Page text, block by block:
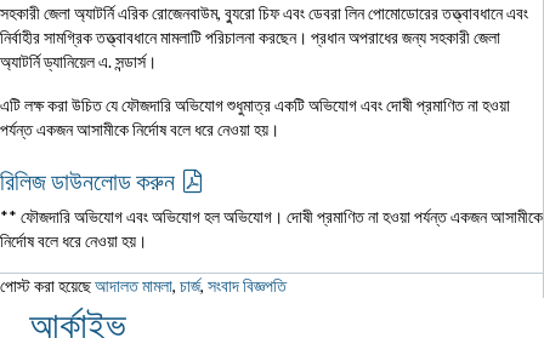
সহকারী জেলা অ্যাটর্নি এরিক রোজেনবাউম, ব্যুরো চিফ এবং ডেবরা লিন পোমোডোরের তত্ত্বাবধানে এবং
নির্বাহীর সামগ্রিক তত্ত্বাবধানে মামলাটি পরিচালনা করছেন। প্রধান অপরাধের জন্য সহকারী জেলা
অ্যাটর্নি ড্যানিয়েল এ. সন্ডার্স।
এটি লক্ষ করা উচিত যে ফৌজদারি অভিযোগ শুধুমাত্র একটি অভিযোগ এবং দোষী প্রমাণিত না হওয়া
পর্যন্ত একজন আসামীকে নির্দোষ বলে ধরে নেওয়া হয়।
রিলিজ ডাউনলোড করুন
** ফৌজদারি অভিযোগ এবং অভিযোগ হল অভিযোগ। দোষী প্রমাণিত না হওয়া পর্যন্ত একজন আসামীকে
নির্দোষ বলে ধরে নেওয়া হয়।
পোস্ট করা হয়েছেআদালত মামলা, চার্জ, সংবাদ বিজ্ঞপতি
আর্কাইভ